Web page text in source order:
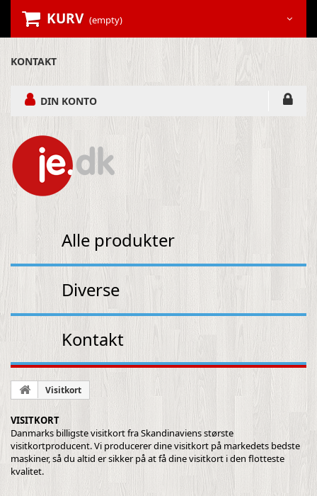
KURV (empty)
KONTAKT
DIN KONTO
Alle produkter
Diverse
Kontakt
Visitkort
VISITKORT
Danmarks billigste visitkort fra Skandinaviens største
visitkortproducent. Vi producerer dine visitkort på markedets bedste
maskiner, så du altid er sikker på at få dine visitkort i den flotteste
kvalitet.